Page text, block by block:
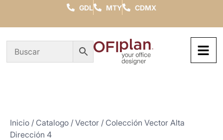
GDL MTY CDMX
Inicio / Catalogo / Vector / Colección Vector Alta
Dirección 4